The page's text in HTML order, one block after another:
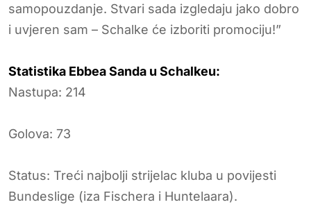
samopouzdanje. Stvari sada izgledaju jako dobro
i uvjeren sam – Schalke će izboriti promociju!”
Statistika Ebbea Sanda u Schalkeu:
Nastupa: 214
Golova: 73
Status: Treći najbolji strijelac kluba u povijesti
Bundeslige (iza Fischera i Huntelaara).